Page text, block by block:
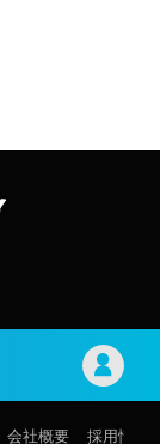
会社概要 採用情報